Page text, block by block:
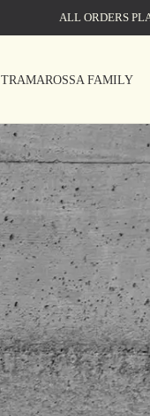
ALL ORDERS
TRAMAROSSA FAMILY